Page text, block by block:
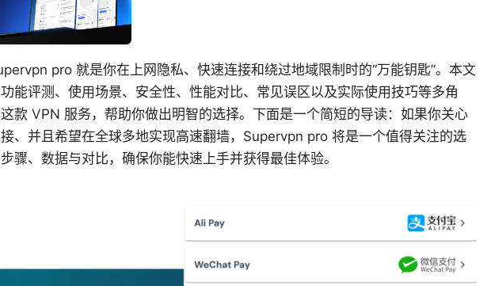
pro 就是你在上网隐私、快速连接和绕过地域限制时的“万能钥匙”。本文
能评测、使用场景、安全性、性能对比、常见误区以及实际使用技巧等多角
款 VPN 服务，帮助你做出明智的选择。下面是一个简短的导读：如果你关心
、并且希望在全球多地实现高速翻墙，Supervpn pro 将是一个值得关注的选
骤、数据与对比，确保你能快速上手并获得最佳体验。